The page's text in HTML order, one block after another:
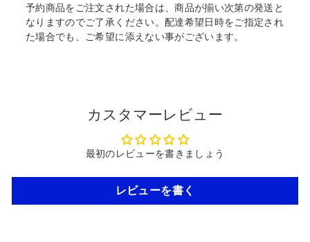
予約商品をご注文された場合は、商品が揃い次第の発送と
なりますのでご了承ください。配達希望日時をご指定され
た場合でも、ご希望に添えない事がございます。
カスタマーレビュー
最初のレビューを書きましょう
レビューを書く